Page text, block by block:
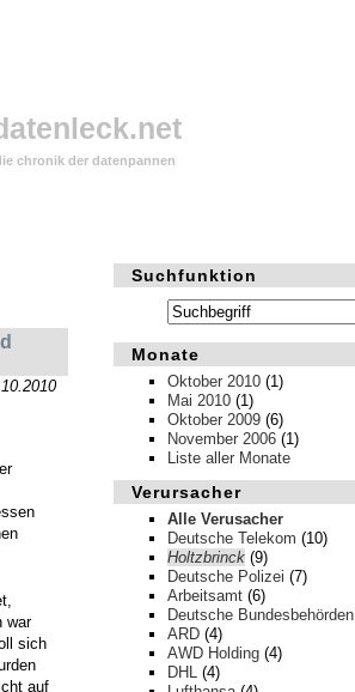
chronik der datenpannen
Suchfunktion
Monate
Oktober 2010 (1)
Mai 2010 (1)
Oktober 2009 (6)
November 2006 (1)
Liste aller Monate
Verursacher
Alle Verusacher
Deutsche Telekom (10)
Holtzbrinck (9)
Deutsche Polizei (7)
Arbeitsamt (6)
Deutsche Bundesbehörden
ARD (4)
AWD Holding (4)
DHL (4)
war
sich
auf